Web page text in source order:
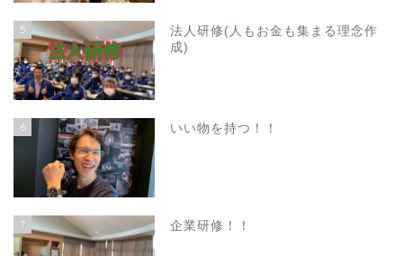
5
法人研修(人もお金も集まる理念作
成)
6 いい物を持つ！！
7 企業研修！！